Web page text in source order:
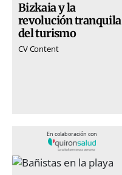
Bizkaia y la
revolución tranquila
del turismo
CV Content
En colaboración con